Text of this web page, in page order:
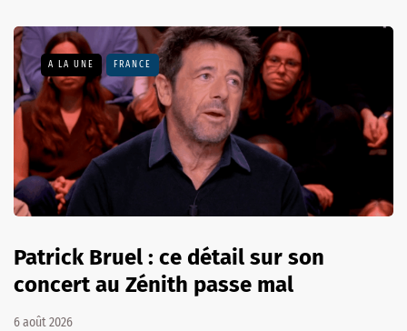
A LA UNE FRANCE
Patrick Bruel : ce détail sur son
concert au Zénith passe mal
6 août 2026